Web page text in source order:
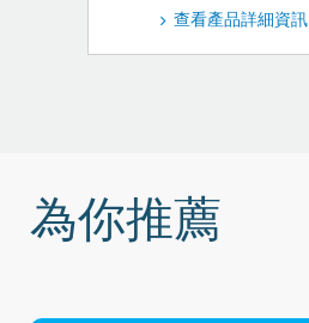
查看產品詳細資訊
為你推薦